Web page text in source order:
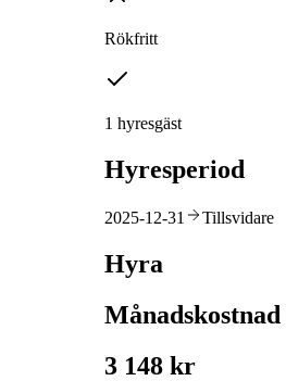
Rökfritt
1 hyresgäst
Hyresperiod
2025-12-31 Tillsvidare
Hyra
Månadskostnad
3 148 kr